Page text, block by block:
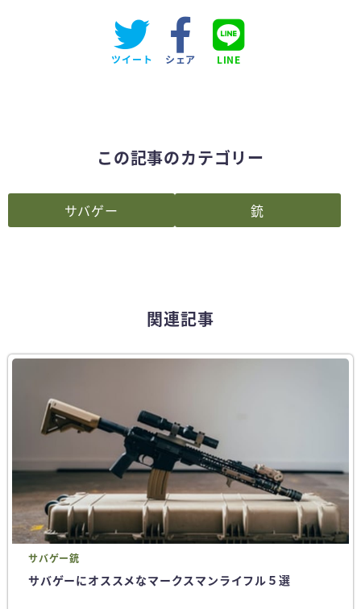
ツイート シェア LINE
この記事のカテゴリー
サバゲー 銃
関連記事
サバゲー銃
サバゲーにオススメなマークスマンライフル５選